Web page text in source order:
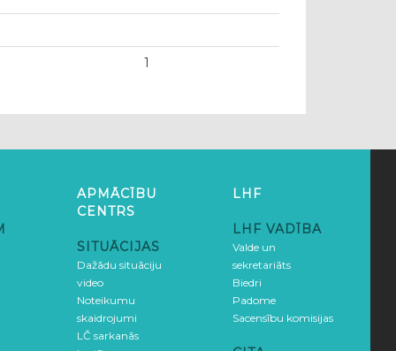
1
APMĀCĪBU
CENTRS
SITUĀCIJAS
Dažādu situāciju
video
Noteikumu
skaidrojumi
LČ sarkanās
LHF
LHF VADĪBA
Valde un
sekretariāts
Biedri
Padome
Sacensību komisijas